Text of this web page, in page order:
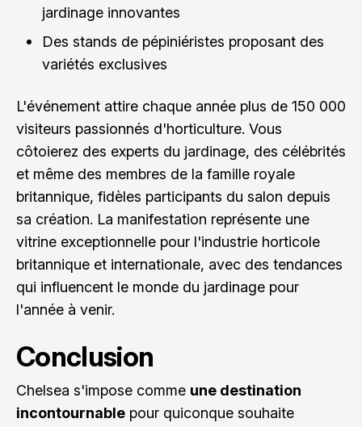
jardinage innovantes
Des stands de pépiniéristes proposant des
variétés exclusives
L'événement attire chaque année plus de 150 000
visiteurs passionnés d'horticulture. Vous
côtoierez des experts du jardinage, des célébrités
et même des membres de la famille royale
britannique, fidèles participants du salon depuis
sa création. La manifestation représente une
vitrine exceptionnelle pour l'industrie horticole
britannique et internationale, avec des tendances
qui influencent le monde du jardinage pour
l'année à venir.
Conclusion
Chelsea s'impose comme une destination
incontournable pour quiconque souhaite